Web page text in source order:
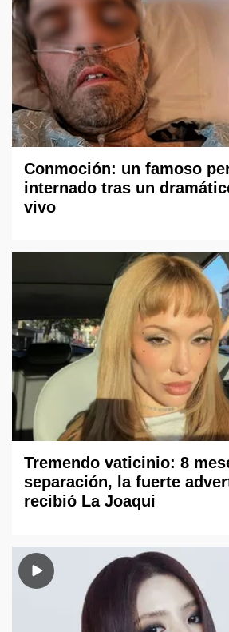
Conmoción: un famoso
internado tras un
vivo
Tremendo vaticinio: 8
separación, la fuerte
recibió La Joaqui